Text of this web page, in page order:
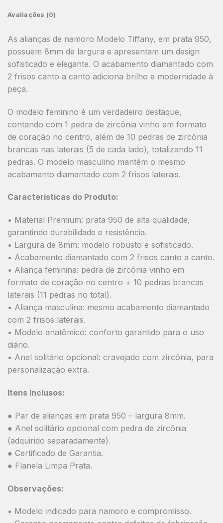
Avaliações (0)
As alianças de namoro Modelo Tiffany, em prata 950,
possuem 8mm de largura e apresentam um design
sofisticado e elegante. O acabamento diamantado com
2 frisos canto a canto adiciona brilho e modernidade à
peça.
O modelo feminino é um verdadeiro destaque,
contando com 1 pedra de zircônia vinho em formato
de coração no centro, além de 10 pedras de zircônia
brancas nas laterais (5 de cada lado), totalizando 11
pedras. O modelo masculino mantém o mesmo
acabamento diamantado com 2 frisos laterais.
Características do Produto:
• Material Premium: prata 950 de alta qualidade,
garantindo durabilidade e resistência.
• Largura de 8mm: modelo robusto e sofisticado.
• Acabamento diamantado com 2 frisos canto a canto.
• Aliança feminina: pedra de zircônia vinho em
formato de coração no centro + 10 pedras brancas
laterais (11 pedras no total).
• Aliança masculina: mesmo acabamento diamantado
com 2 frisos laterais.
• Modelo anatômico: conforto garantido para o uso
diário.
• Anel solitário opcional: cravejado com zircônia, para
personalização extra.
Itens Inclusos:
● Par de alianças em prata 950 – largura 8mm.
● Anel solitário opcional com pedra de zircônia
(adquirido separadamente).
● Certificado de Garantia.
● Flanela Limpa Prata.
Observações:
• Modelo indicado para namoro e compromisso.